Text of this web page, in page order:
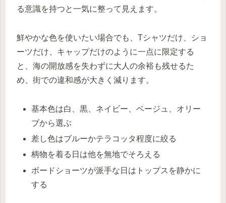
る意識を持つと一気に整って見えます。
鮮やかな色を使いたい場合でも、Tシャツだけ、ショ
ーツだけ、キャップだけのように一点に限定する
と、海の開放感を失わずに大人の余裕も残せるた
め、街での違和感が大きく減ります。
基本色は白、黒、ネイビー、ベージュ、オリー
ブから選ぶ
差し色はブルーかテラコッタ程度に絞る
柄物を着る日は他を無地でそろえる
ボードショーツが派手な日はトップスを静かに
する